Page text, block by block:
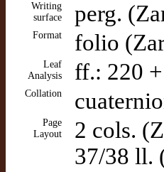
Writing
surface
perg.
Format folio
Leaf
Analysis
ff.: 220
Collation
Page
Layout
2 cols.
37/38 ll.